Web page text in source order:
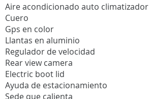
Aire acondicionado auto climatizador
Cuero
Gps en color
Llantas en aluminio
Regulador de velocidad
Rear view camera
Electric boot lid
Ayuda de estacionamiento
Sede que calienta